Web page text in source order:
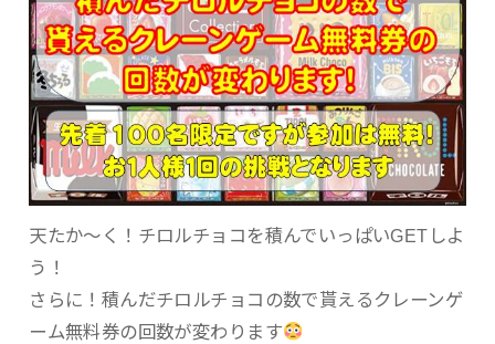
天たか〜く！チロルチョコを積んでいっぱいGETしよ
う！
さらに！積んだチロルチョコの数で貰えるクレーンゲ
ーム無料券の回数が変わります